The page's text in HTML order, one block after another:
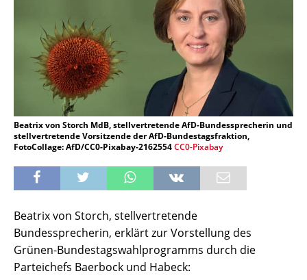
Beatrix von Storch MdB, stellvertretende AfD-Bundessprecherin und
stellvertretende Vorsitzende der AfD-Bundestagsfraktion,
FotoCollage: AfD/CC0-Pixabay-2162554CC0-Pixabay
Beatrix von Storch, stellvertretende
Bundessprecherin, erklärt zur Vorstellung des
Grünen-Bundestagswahlprogramms durch die
Parteichefs Baerbock und Habeck: